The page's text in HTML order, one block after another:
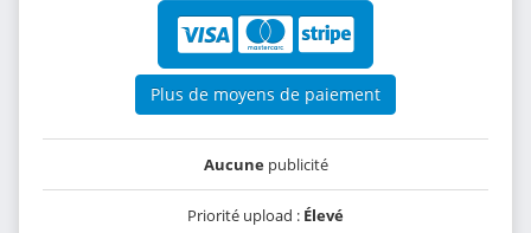
Plus de moyens de paiement
Aucunepublicité
Priorité upload : Élevé